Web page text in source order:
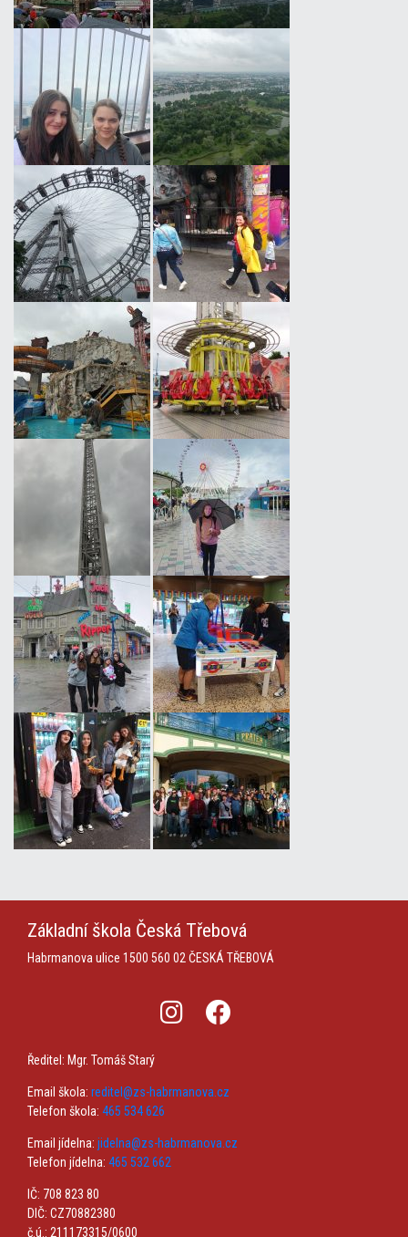
Základní škola Česká Třebová
Habrmanova ulice 1500 560 02 ČESKÁ TŘEBOVÁ
Ředitel: Mgr. Tomáš Starý
Email škola: reditel@zs-habrmanova.cz
Telefon škola: 465 534 626
Email jídelna: jidelna@zs-habrmanova.cz
Telefon jídelna: 465 532 662
IČ: 708 823 80
DIČ: CZ70882380
č.ú.: 211173315/0600